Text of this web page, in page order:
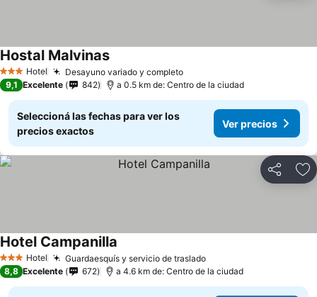
3 Estrellas
Hotel Desayuno variado y completo
Hostal Malvinas
9,1 Excelente 842 a 0.5 km de: Centro de la ciudad
Seleccioná las fechas para ver los
precios exactos
Ver precios
Compartir
3 Estrellas
Hotel Guardaesquís y servicio de traslado
Hotel Campanilla
8,8 Excelente 672 a 4.6 km de: Centro de la ciudad